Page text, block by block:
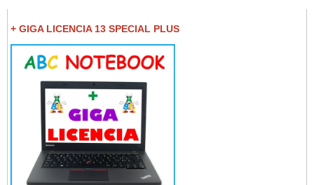
+ GIGA LICENCIA 13 SPECIAL PLUS